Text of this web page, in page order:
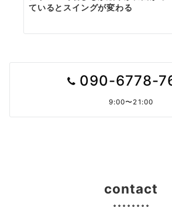
ているとスイングが変わる
090-6778-
9:00〜21:00
contact